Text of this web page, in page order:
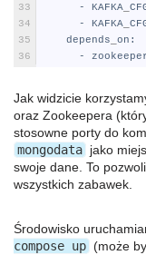
33
34
35
36
-
KAFKA
-
KAFKA
depends
on :
-
Jak widzicie
oraz Zookeepera
stosowne porty do
mongodata jako
swoje dane. To
wszystkich zabawek.
Środowisko
compose up (może